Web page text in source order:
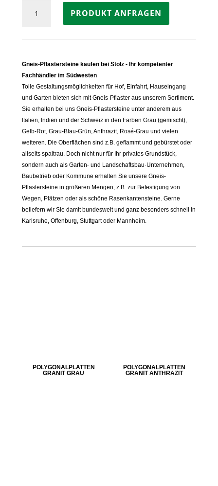
Pflastersteine
Gneis
grau
Menge
PRODUKT ANFRAGEN
Gneis-Pflastersteine kaufen bei Stolz - Ihr kompetenter
Fachhändler im Südwesten
Tolle Gestaltungsmöglichkeiten für Hof, Einfahrt, Hauseingang
und Garten bieten sich mit Gneis-Pflaster aus unserem Sortiment.
Sie erhalten bei uns Gneis-Pflastersteine unter anderem aus
Italien, Indien und der Schweiz in den Farben Grau (gemischt),
Gelb-Rot, Grau-Blau-Grün, Anthrazit, Rosé-Grau und vielen
weiteren. Die Oberflächen sind z.B. geflammt und gebürstet oder
allseits spaltrau. Doch nicht nur für Ihr privates Grundstück,
sondern auch als Garten- und Landschaftsbau-Unternehmen,
Baubetrieb oder Kommune erhalten Sie unsere Gneis-
Pflastersteine in größeren Mengen, z.B. zur Befestigung von
Wegen, Plätzen oder als schöne Rasenkantensteine. Gerne
beliefern wir Sie damit bundesweit und ganz besonders schnell in
Karlsruhe, Offenburg, Stuttgart oder Mannheim.
POLYGONALPLATTEN
GRANIT GRAU
POLYGONALPLATTEN
GRANIT ANTHRAZIT